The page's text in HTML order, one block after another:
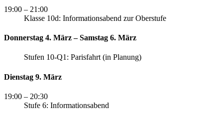
19:00 – 21:00
Klasse 10d: Informationsabend zur Oberstufe
Donnerstag 4. März – Samstag 6. März
Stufen 10-Q1: Parisfahrt (in Planung)
Dienstag 9. März
19:00 – 20:30
Stufe 6: Informationsabend